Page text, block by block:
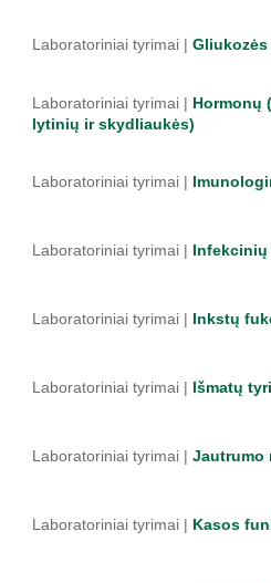
Laboratoriniai tyrimai | Gliukozės
Laboratoriniai tyrimai | Hormonų
lytinių ir skydliaukės)
Laboratoriniai tyrimai |
Laboratoriniai tyrimai | Infekcinių
Laboratoriniai tyrimai | Inkstų
Laboratoriniai tyrimai | Išmatų
Laboratoriniai tyrimai | Jautrumo
Laboratoriniai tyrimai | Kasos